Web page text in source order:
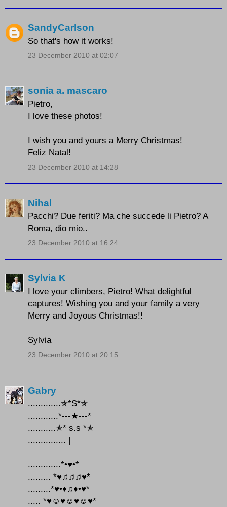
SandyCarlson
So that's how it works!
23 December 2010 at 02:07
sonia a. mascaro
Pietro,
I love these photos!
I wish you and yours a Merry Christmas!
Feliz Natal!
23 December 2010 at 14:28
Nihal
Pacchi? Due feriti? Ma che succede li Pietro? A
Roma, dio mio..
23 December 2010 at 16:24
Sylvia K
I love your climbers, Pietro! What delightful
captures! Wishing you and your family a very
Merry and Joyous Christmas!!
Sylvia
23 December 2010 at 20:15
Gabry
.............✯*S*✯
............*---★---*
...........✯* s.s *✯
............... |
.............*•♥•*
......... *♥♫♫♫♥*
.........*♥•♦♫♦•♥*
..... *♥☺♥☺♥☺♥*